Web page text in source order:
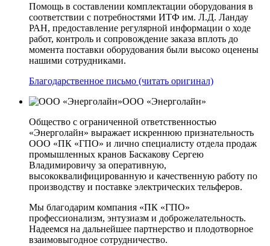
Помощь в составлении комплектации оборудования в
соответствии с потребностями ИТФ им. Л.Д. Ландау
РАН, предоставление регулярной информации о ходе
работ, контроль и сопровождение заказа вплоть до
момента поставки оборудования были высоко оценены
нашими сотрудниками.
Благодарственное письмо (читать оригинал)
ООО «Энерголайн»
Общество с ограниченной ответственностью
«Энерголайн» выражает искреннюю признательность
ООО «ПК «ГПО» и лично специалисту отдела продаж
промышленных кранов Баскакову Сергею
Владимировичу за оперативную,
высококвалифицированную и качественную работу по
производству и поставке электрических тельферов.
Мы благодарим компания «ПК «ГПО»
профессионализм, энтузиазм и доброжелательность.
Надеемся на дальнейшее партнерство и плодотворное
взаимовыгодное сотрудничество.